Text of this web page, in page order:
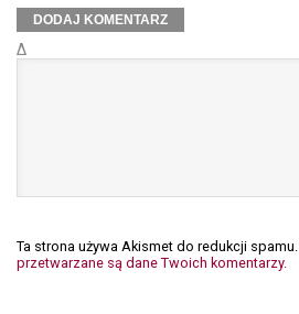
Δ
Ta strona używa Akismet do redukcji spamu.
przetwarzane są dane Twoich komentarzy.